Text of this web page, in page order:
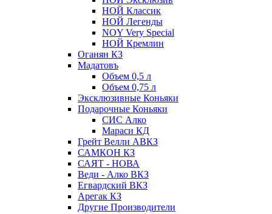
НОЙ Классик
НОЙ Легенды
NOY Very Speсial
НОЙ Кремлин
Оганян КЗ
Мадатовъ
Объем 0,5 л
Объем 0,75 л
Эксклюзивные Коньяки
Подарочные Коньяки
СИС Алко
Мараси КД
Грейт Велли АВКЗ
САМКОН КЗ
САЯТ - НОВА
Веди - Алко ВКЗ
Егвардский ВКЗ
Арегак КЗ
Другие Производители